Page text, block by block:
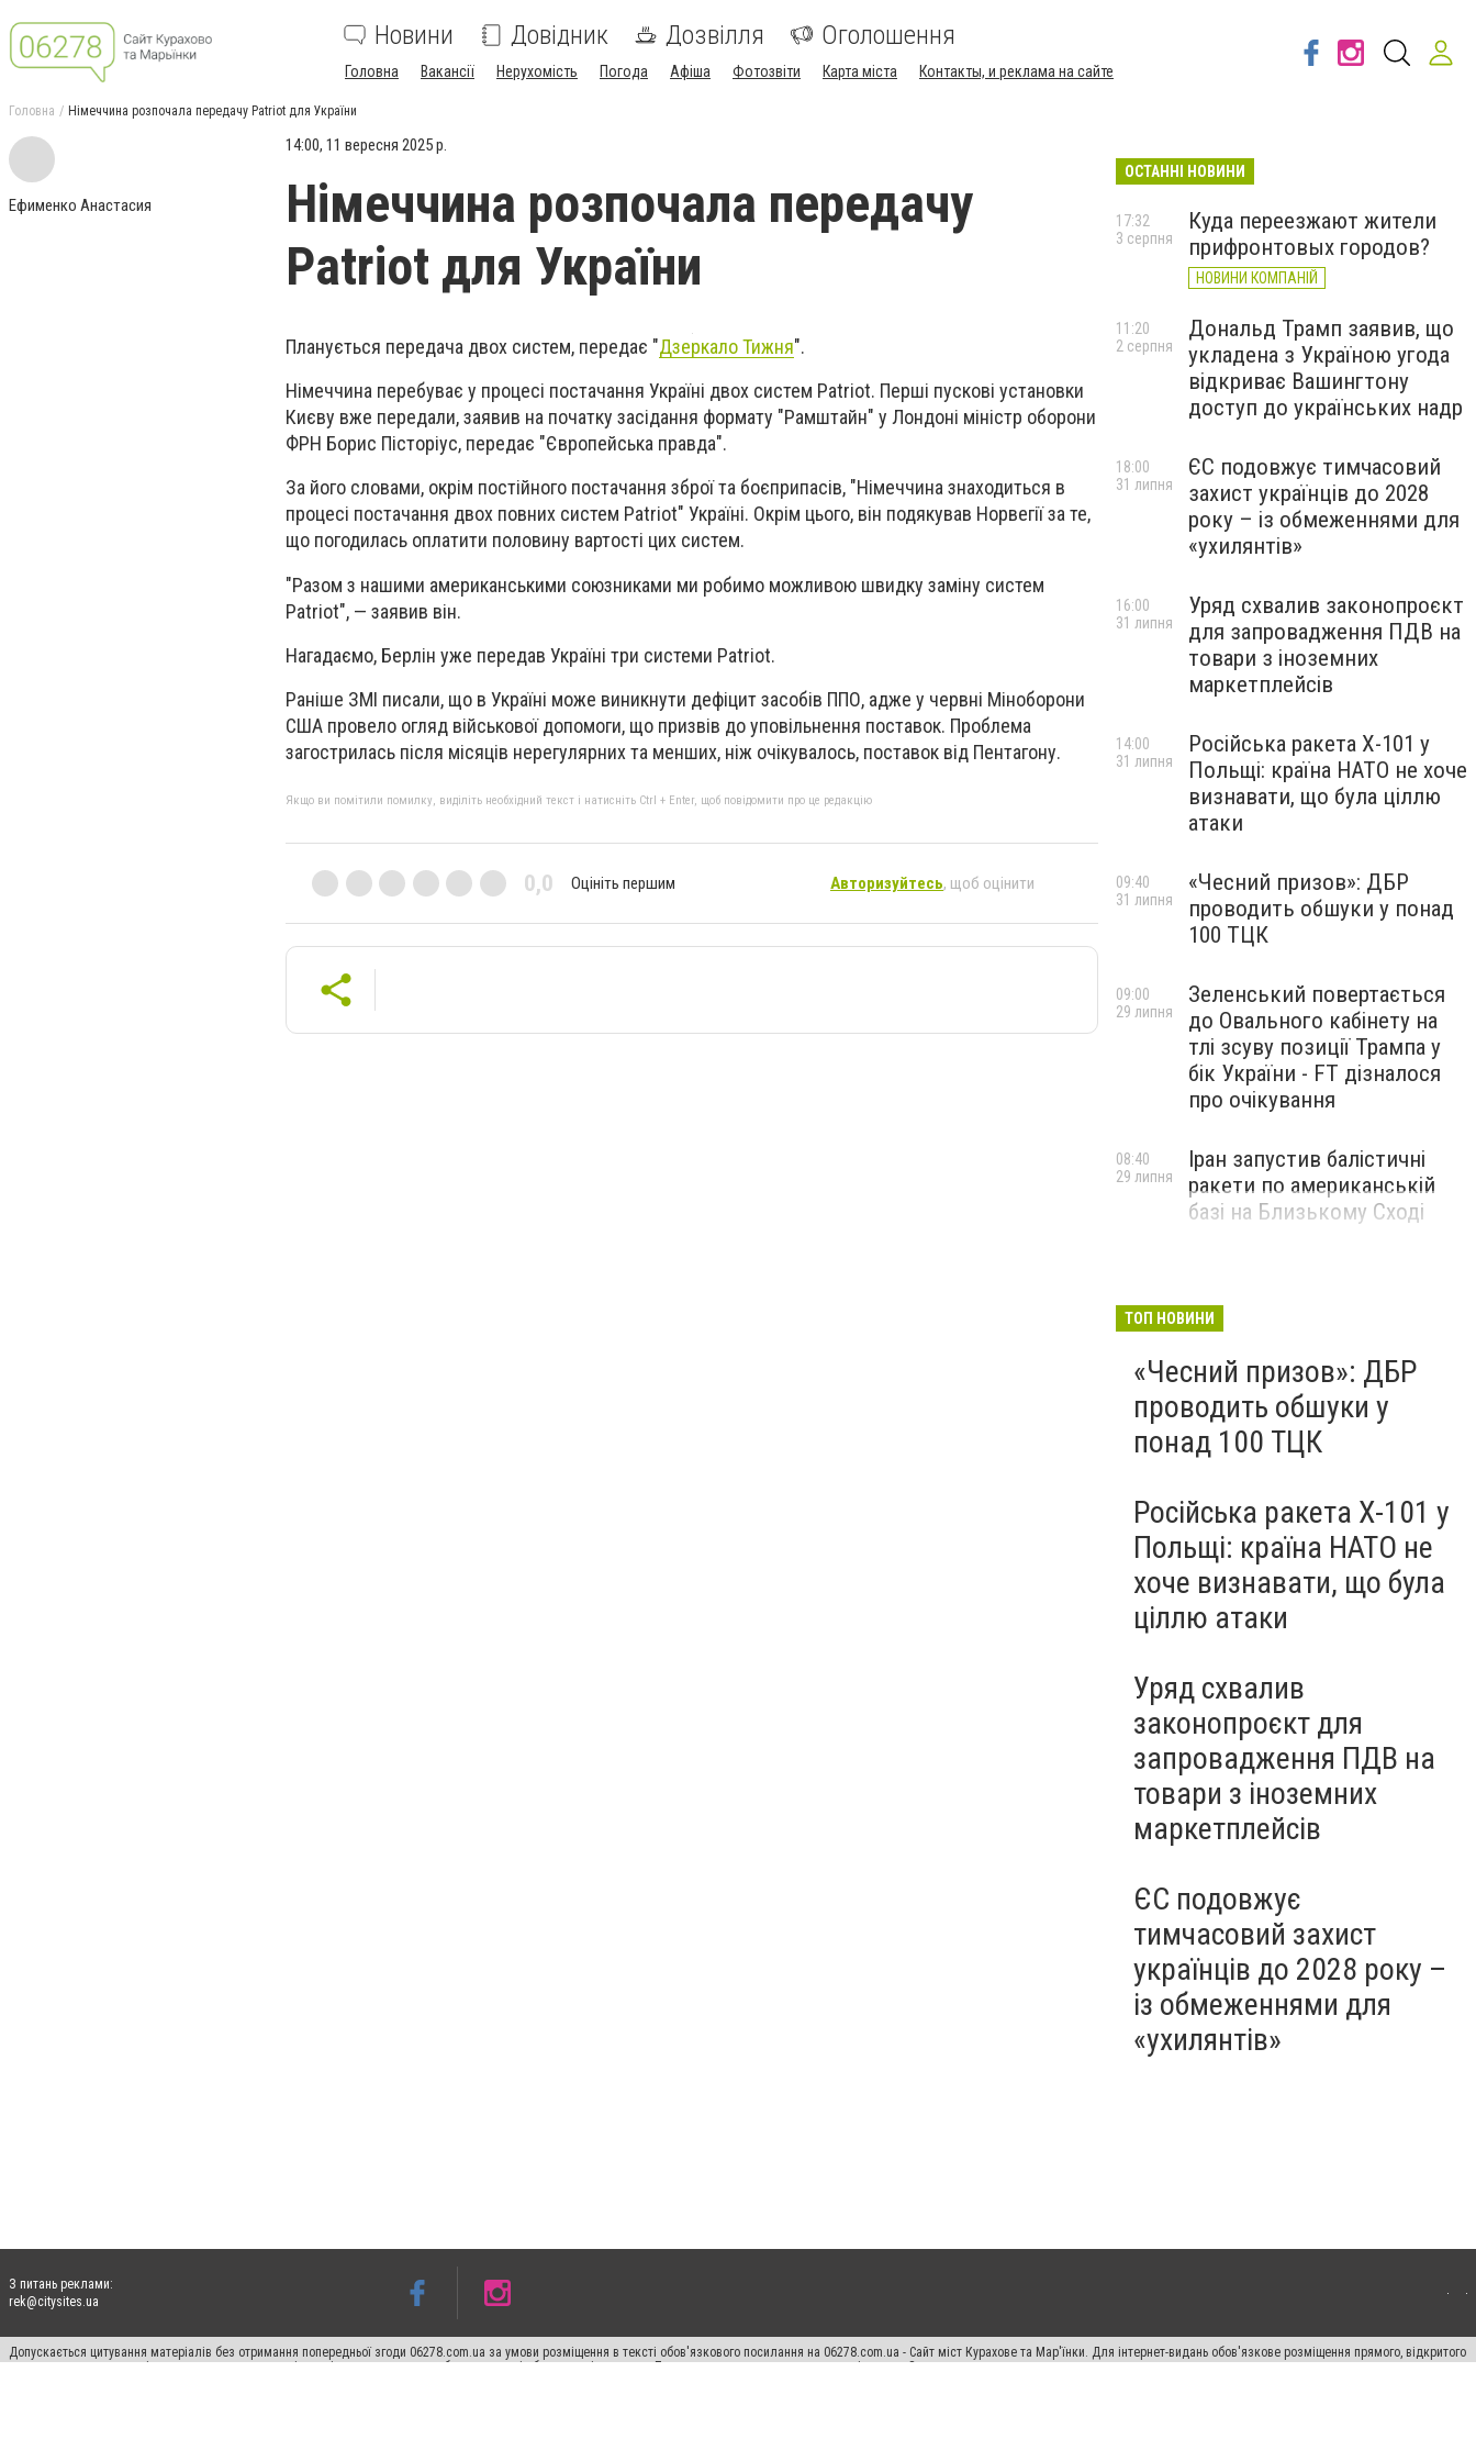
Новини Довідник Дозвілля Оголошення
Головна Вакансії Нерухомість Погода Афіша Фотозвіти Карта міста Контакты, и реклама на сайте
Головна Німеччина розпочала передачу Patriot для України
Ефименко Анастасия
14:00, 11 вересня 2025 р.
Німеччина розпочала передачу
Patriot для України
Планується передача двох систем, передає "Дзеркало Тижня".
Німеччина перебуває у процесі постачання Україні двох систем Patriot. Перші пускові установки
Києву вже передали, заявив на початку засідання формату "Рамштайн" у Лондоні міністр оборони
ФРН Борис Пісторіус, передає "Європейська правда".
За його словами, окрім постійного постачання зброї та боєприпасів, "Німеччина знаходиться в
процесі постачання двох повних систем Patriot" Україні. Окрім цього, він подякував Норвегії за те,
що погодилась оплатити половину вартості цих систем.
"Разом з нашими американськими союзниками ми робимо можливою швидку заміну систем
Patriot", — заявив він.
Нагадаємо, Берлін уже передав Україні три системи Patriot.
Раніше ЗМІ писали, що в Україні може виникнути дефіцит засобів ППО, адже у червні Міноборони
США провело огляд військової допомоги, що призвів до уповільнення поставок. Проблема
загострилась після місяців нерегулярних та менших, ніж очікувалось, поставок від Пентагону.
Якщо ви помітили помилку, виділіть необхідний текст і натисніть Ctrl + Enter, щоб повідомити про це редакцію
0,0 Оцініть першим Авторизуйтесь, щоб оцінити
ОСТАННІ НОВИНИ
Куда переезжают жители
прифронтовых городов?
НОВИНИ КОМПАНІЙ
17:32
3 серпня
Дональд Трамп заявив, що
укладена з Україною угода
відкриває Вашингтону
доступ до українських надр
11:20
2 серпня
ЄС подовжує тимчасовий
захист українців до 2028
року – із обмеженнями для
«ухилянтів»
18:00
31 липня
Уряд схвалив законопроєкт
для запровадження ПДВ на
товари з іноземних
маркетплейсів
16:00
31 липня
Російська ракета Х-101 у
Польщі: країна НАТО не хоче
визнавати, що була ціллю
атаки
14:00
31 липня
«Чесний призов»: ДБР
проводить обшуки у понад
100 ТЦК
09:40
31 липня
Зеленський повертається
до Овального кабінету на
тлі зсуву позиції Трампа у
бік України - FT дізналося
про очікування
09:00
29 липня
Іран запустив балістичні
ракети по американській
базі на Близькому Сході
08:40
29 липня
ТОП НОВИНИ
«Чесний призов»: ДБР
проводить обшуки у
понад 100 ТЦК
Російська ракета Х-101 у
Польщі: країна НАТО не
хоче визнавати, що була
ціллю атаки
Уряд схвалив
законопроєкт для
запровадження ПДВ на
товари з іноземних
маркетплейсів
ЄС подовжує
тимчасовий захист
українців до 2028 року –
із обмеженнями для
«ухилянтів»
З питань реклами:
rek@citysites.ua
Допускається цитування матеріалів без отримання попередньої згоди 06278.com.ua за умови розміщення в тексті обов'язкового посилання на 06278.com.ua - Сайт міст Курахове та Мар'їнки. Для інтернет-видань обов'язкове розміщення прямого, відкритого
для пошукових систем гіперпосилання на цитовані статті не нижче другого абзацу в тексті або в якості джерела. Порушення виняткових прав переслідується Законом.